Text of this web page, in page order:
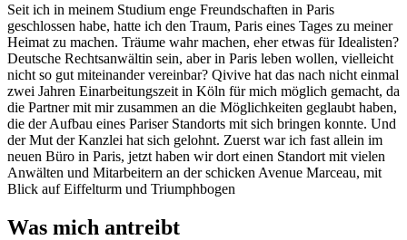
Seit ich in meinem Studium enge Freundschaften in Paris
geschlossen habe, hatte ich den Traum, Paris eines Tages zu meiner
Heimat zu machen. Träume wahr machen, eher etwas für Idealisten?
Deutsche Rechtsanwältin sein, aber in Paris leben wollen, vielleicht
nicht so gut miteinander vereinbar? Qivive hat das nach nicht einmal
zwei Jahren Einarbeitungszeit in Köln für mich möglich gemacht, da
die Partner mit mir zusammen an die Möglichkeiten geglaubt haben,
die der Aufbau eines Pariser Standorts mit sich bringen konnte. Und
der Mut der Kanzlei hat sich gelohnt. Zuerst war ich fast allein im
neuen Büro in Paris, jetzt haben wir dort einen Standort mit vielen
Anwälten und Mitarbeitern an der schicken Avenue Marceau, mit
Blick auf Eiffelturm und Triumphbogen
Was mich antreibt